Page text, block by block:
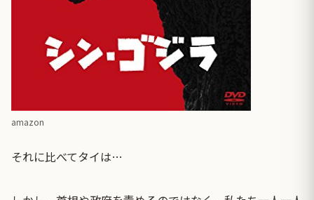
amazon
それに比べてタイは…